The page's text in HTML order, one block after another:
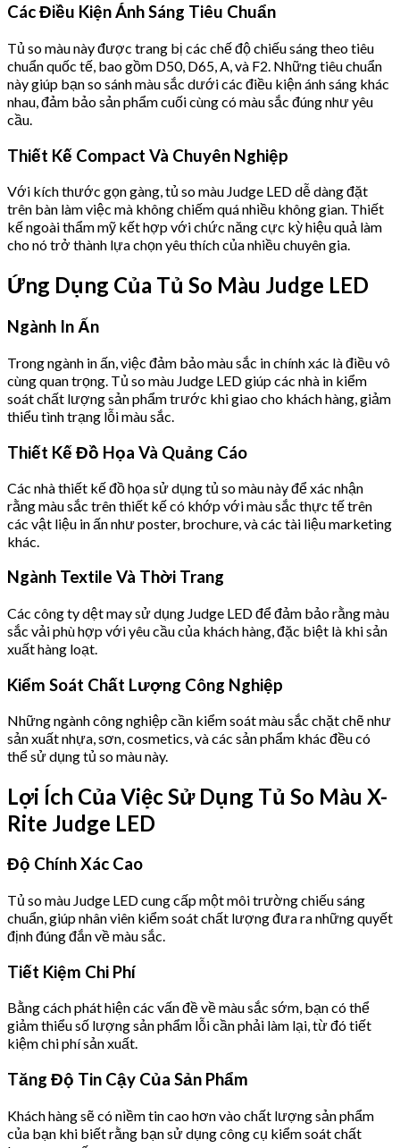
Các Điều Kiện Ánh Sáng Tiêu Chuẩn
Tủ so màu này được trang bị các chế độ chiếu sáng theo tiêu
chuẩn quốc tế, bao gồm D50, D65, A, và F2. Những tiêu chuẩn
này giúp bạn so sánh màu sắc dưới các điều kiện ánh sáng khác
nhau, đảm bảo sản phẩm cuối cùng có màu sắc đúng như yêu
cầu.
Thiết Kế Compact Và Chuyên Nghiệp
Với kích thước gọn gàng, tủ so màu Judge LED dễ dàng đặt
trên bàn làm việc mà không chiếm quá nhiều không gian. Thiết
kế ngoài thẩm mỹ kết hợp với chức năng cực kỳ hiệu quả làm
cho nó trở thành lựa chọn yêu thích của nhiều chuyên gia.
Ứng Dụng Của Tủ So Màu Judge LED
Ngành In Ấn
Trong ngành in ấn, việc đảm bảo màu sắc in chính xác là điều vô
cùng quan trọng. Tủ so màu Judge LED giúp các nhà in kiểm
soát chất lượng sản phẩm trước khi giao cho khách hàng, giảm
thiểu tình trạng lỗi màu sắc.
Thiết Kế Đồ Họa Và Quảng Cáo
Các nhà thiết kế đồ họa sử dụng tủ so màu này để xác nhận
rằng màu sắc trên thiết kế có khớp với màu sắc thực tế trên
các vật liệu in ấn như poster, brochure, và các tài liệu marketing
khác.
Ngành Textile Và Thời Trang
Các công ty dệt may sử dụng Judge LED để đảm bảo rằng màu
sắc vải phù hợp với yêu cầu của khách hàng, đặc biệt là khi sản
xuất hàng loạt.
Kiểm Soát Chất Lượng Công Nghiệp
Những ngành công nghiệp cần kiểm soát màu sắc chặt chẽ như
sản xuất nhựa, sơn, cosmetics, và các sản phẩm khác đều có
thể sử dụng tủ so màu này.
Lợi Ích Của Việc Sử Dụng Tủ So Màu X-
Rite Judge LED
Độ Chính Xác Cao
Tủ so màu Judge LED cung cấp một môi trường chiếu sáng
chuẩn, giúp nhân viên kiểm soát chất lượng đưa ra những quyết
định đúng đắn về màu sắc.
Tiết Kiệm Chi Phí
Bằng cách phát hiện các vấn đề về màu sắc sớm, bạn có thể
giảm thiểu số lượng sản phẩm lỗi cần phải làm lại, từ đó tiết
kiệm chi phí sản xuất.
Tăng Độ Tin Cậy Của Sản Phẩm
Khách hàng sẽ có niềm tin cao hơn vào chất lượng sản phẩm
của bạn khi biết rằng bạn sử dụng công cụ kiểm soát chất